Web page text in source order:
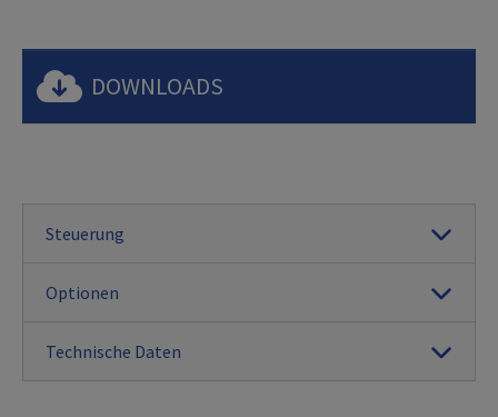
DOWNLOADS
Steuerung
Optionen
Technische Daten